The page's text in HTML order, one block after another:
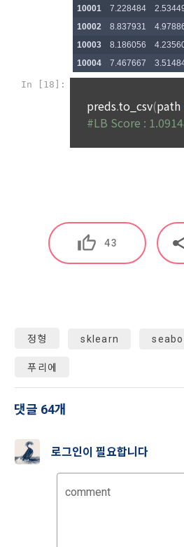
제 23 조 (게시물)
“회사”는 “회원”이 게시하거나 등록
해당된다고 판단되는 경우 사전 통지
가. 다른 “회원” 또는 제3자의 명예를
나. 국가의 안전을 위태롭게 하는 내용
다. 공공의 안녕질서 및 미풍양속을
라. 국가의 경제질서를 파괴하거나 경
제 24 조 (대회)
1. 각 대회에는 주최사 및 "회사”가 설
적용된다.
사”는 이를 가공한 데이터 세트를 게시
을 알 수 없고, 이에 “회사”의 귀책사
4. “회사” 내부에 고용관계가 인정되는
후 우승자가 상금을 수령한 경우에만
5. “회사”는 “회원”이 본 약관을 위반
격 처리 또는 관련 대회 중단 등의 조
6. 모든 대회는 법률 및 본 약관을 준수
외의 용도로 열람 또는 이용할 수 없
"회사"는 이용자의 개인정보를 보호
충처리를 위하여 아래와 같이 개인
기타 개인정보에 관한 상담이 필요
의하실 수 있습니다.
-개인정보침해신고센터: http://
-경찰청 사이버안전국:  http://
아래 사항에 관한 개인정보처리방침
최소 7일 전에 ‘공지사항’을 통해 사전
1) 개인정보를 제공받는 자
43
정형 sklearn
푸리에
댓글 64개
로그인이 필요합니다
comment